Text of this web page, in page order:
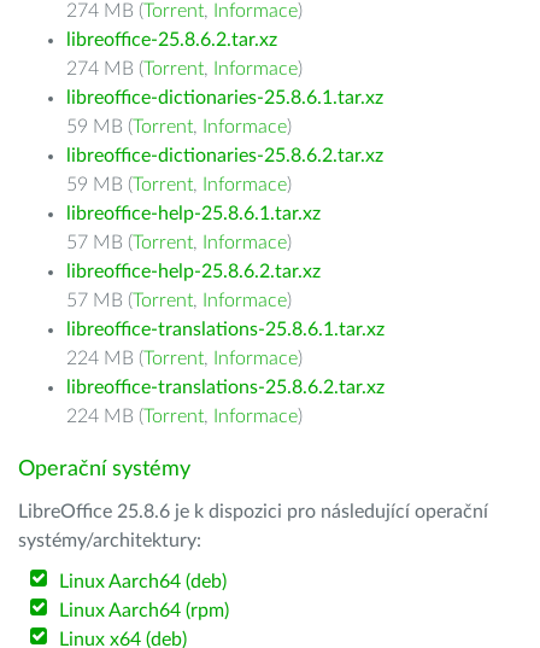
274 MB (Torrent, Informace)
libreoffice-25.8.6.2.tar.xz
274 MB (Torrent, Informace)
libreoffice-dictionaries-25.8.6.1.tar.xz
59 MB (Torrent, Informace)
libreoffice-dictionaries-25.8.6.2.tar.xz
59 MB (Torrent, Informace)
libreoffice-help-25.8.6.1.tar.xz
57 MB (Torrent, Informace)
libreoffice-help-25.8.6.2.tar.xz
57 MB (Torrent, Informace)
libreoffice-translations-25.8.6.1.tar.xz
224 MB (Torrent, Informace)
libreoffice-translations-25.8.6.2.tar.xz
224 MB (Torrent, Informace)
Operační systémy
LibreOffice 25.8.6 je k dispozici pro následující operační
systémy/architektury:
Linux Aarch64 (deb)
Linux Aarch64 (rpm)
Linux x64 (deb)